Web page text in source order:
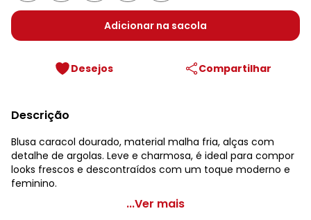
Adicionar na sacola
Desejos Compartilhar
Descrição
Blusa caracol dourado, material malha fria, alças com
detalhe de argolas. Leve e charmosa, é ideal para compor
looks frescos e descontraídos com um toque moderno e
feminino.
Quintess - Blusa Caracol Dourado em Malha Fria
...Ver mais